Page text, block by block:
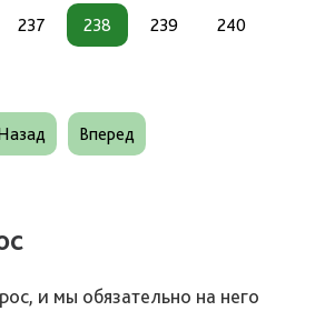
237 238 239 240
Вперед
и мы обязательно на него